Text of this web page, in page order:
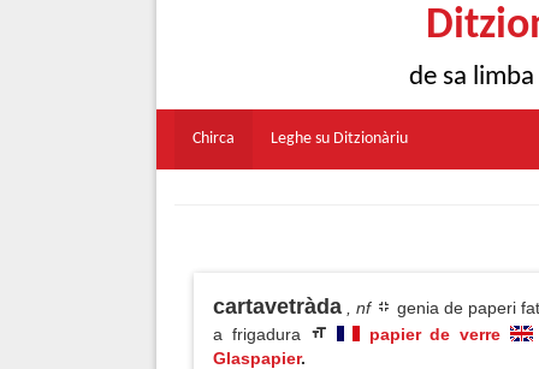
de sa
Chirca Leghe su Ditzionàriu
cartavetràda , nf
genia de paperi
a frigadura
papier de verre
Glaspapier.